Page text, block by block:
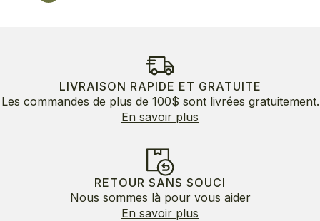
LIVRAISON RAPIDE ET GRATUITE
Les commandes de plus de 100$ sont livrées gratuitement.
En savoir plus
RETOUR SANS SOUCI
Nous sommes là pour vous aider
En savoir plus